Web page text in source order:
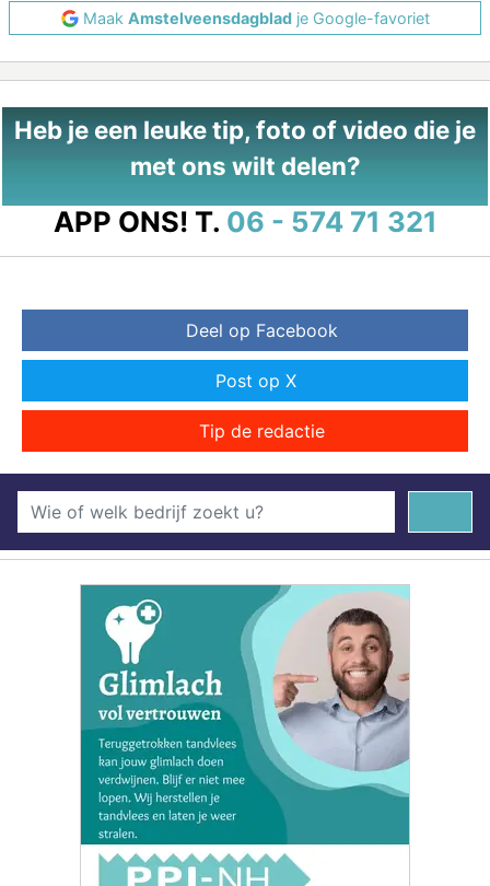
Maak Amstelveensdagbladje Google-favoriet
Heb je een leuke tip, foto of video die je
met ons wilt delen?
APP ONS! T. 06 - 574 71 321
Deel op Facebook
Post op X
Tip de redactie